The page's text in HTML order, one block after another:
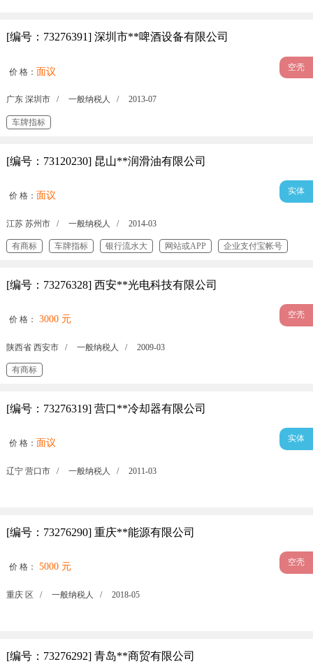
[编号：73276391] 深圳市**啤酒设备有限公司
价 格： 面议 空壳
广东 深圳市 / 一般纳税人 / 2013-07
车牌指标
[编号：73120230] 昆山**润滑油有限公司
价 格： 面议 实体
江苏 苏州市 / 一般纳税人 / 2014-03
有商标 车牌指标 银行流水大 网站或APP 企业支付宝帐号
AAA信用企业 质量管理体系认证 环境管理体系认证
[编号：73276328] 西安**光电科技有限公司
价 格： 3000 元 空壳
陕西省 西安市 / 一般纳税人 / 2009-03
有商标
[编号：73276319] 营口**冷却器有限公司
价 格： 面议 实体
辽宁 营口市 / 一般纳税人 / 2011-03
[编号：73276290] 重庆**能源有限公司
价 格： 5000 元 空壳
重庆 区 / 一般纳税人 / 2018-05
[编号：73276292] 青岛**商贸有限公司